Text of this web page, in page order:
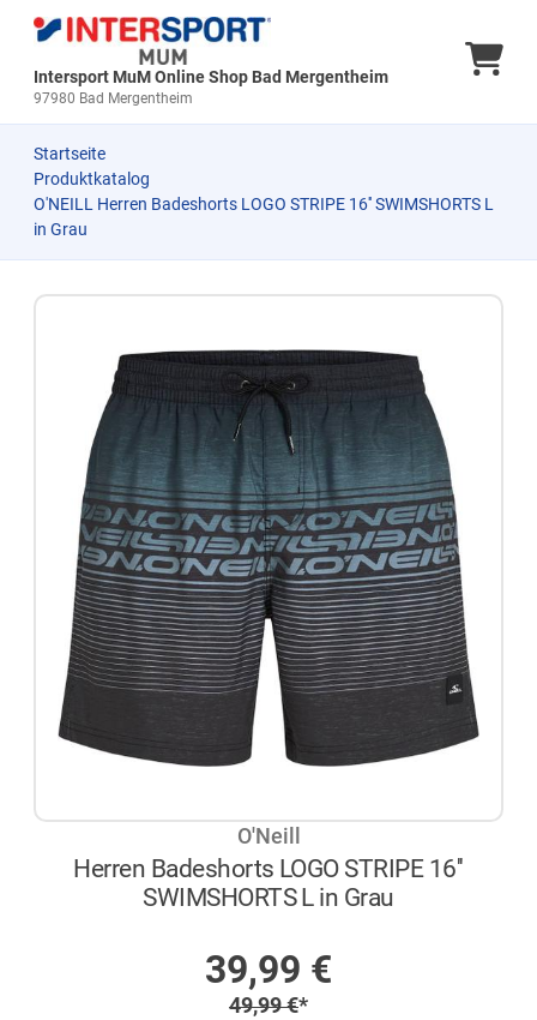
Intersport MuM Online Shop Bad Mergentheim
97980 Bad Mergentheim
Startseite
Produktkatalog
O'NEILL Herren Badeshorts LOGO STRIPE 16'' SWIMSHORTS L
in Grau
O'Neill
Herren Badeshorts LOGO STRIPE 16''
SWIMSHORTS L in Grau
Sonderpreis
39,99 €
Regulärer Preis
49,99€*